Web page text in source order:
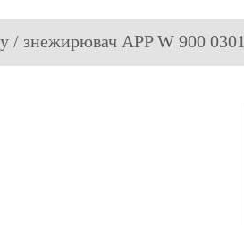
/ знежирювач APP W 900